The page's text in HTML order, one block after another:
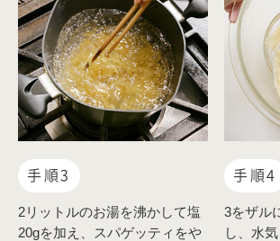
手順3
2リットルのお湯を沸かして塩
20gを加え、スパゲッティをや
手順4
3をザル
し、水